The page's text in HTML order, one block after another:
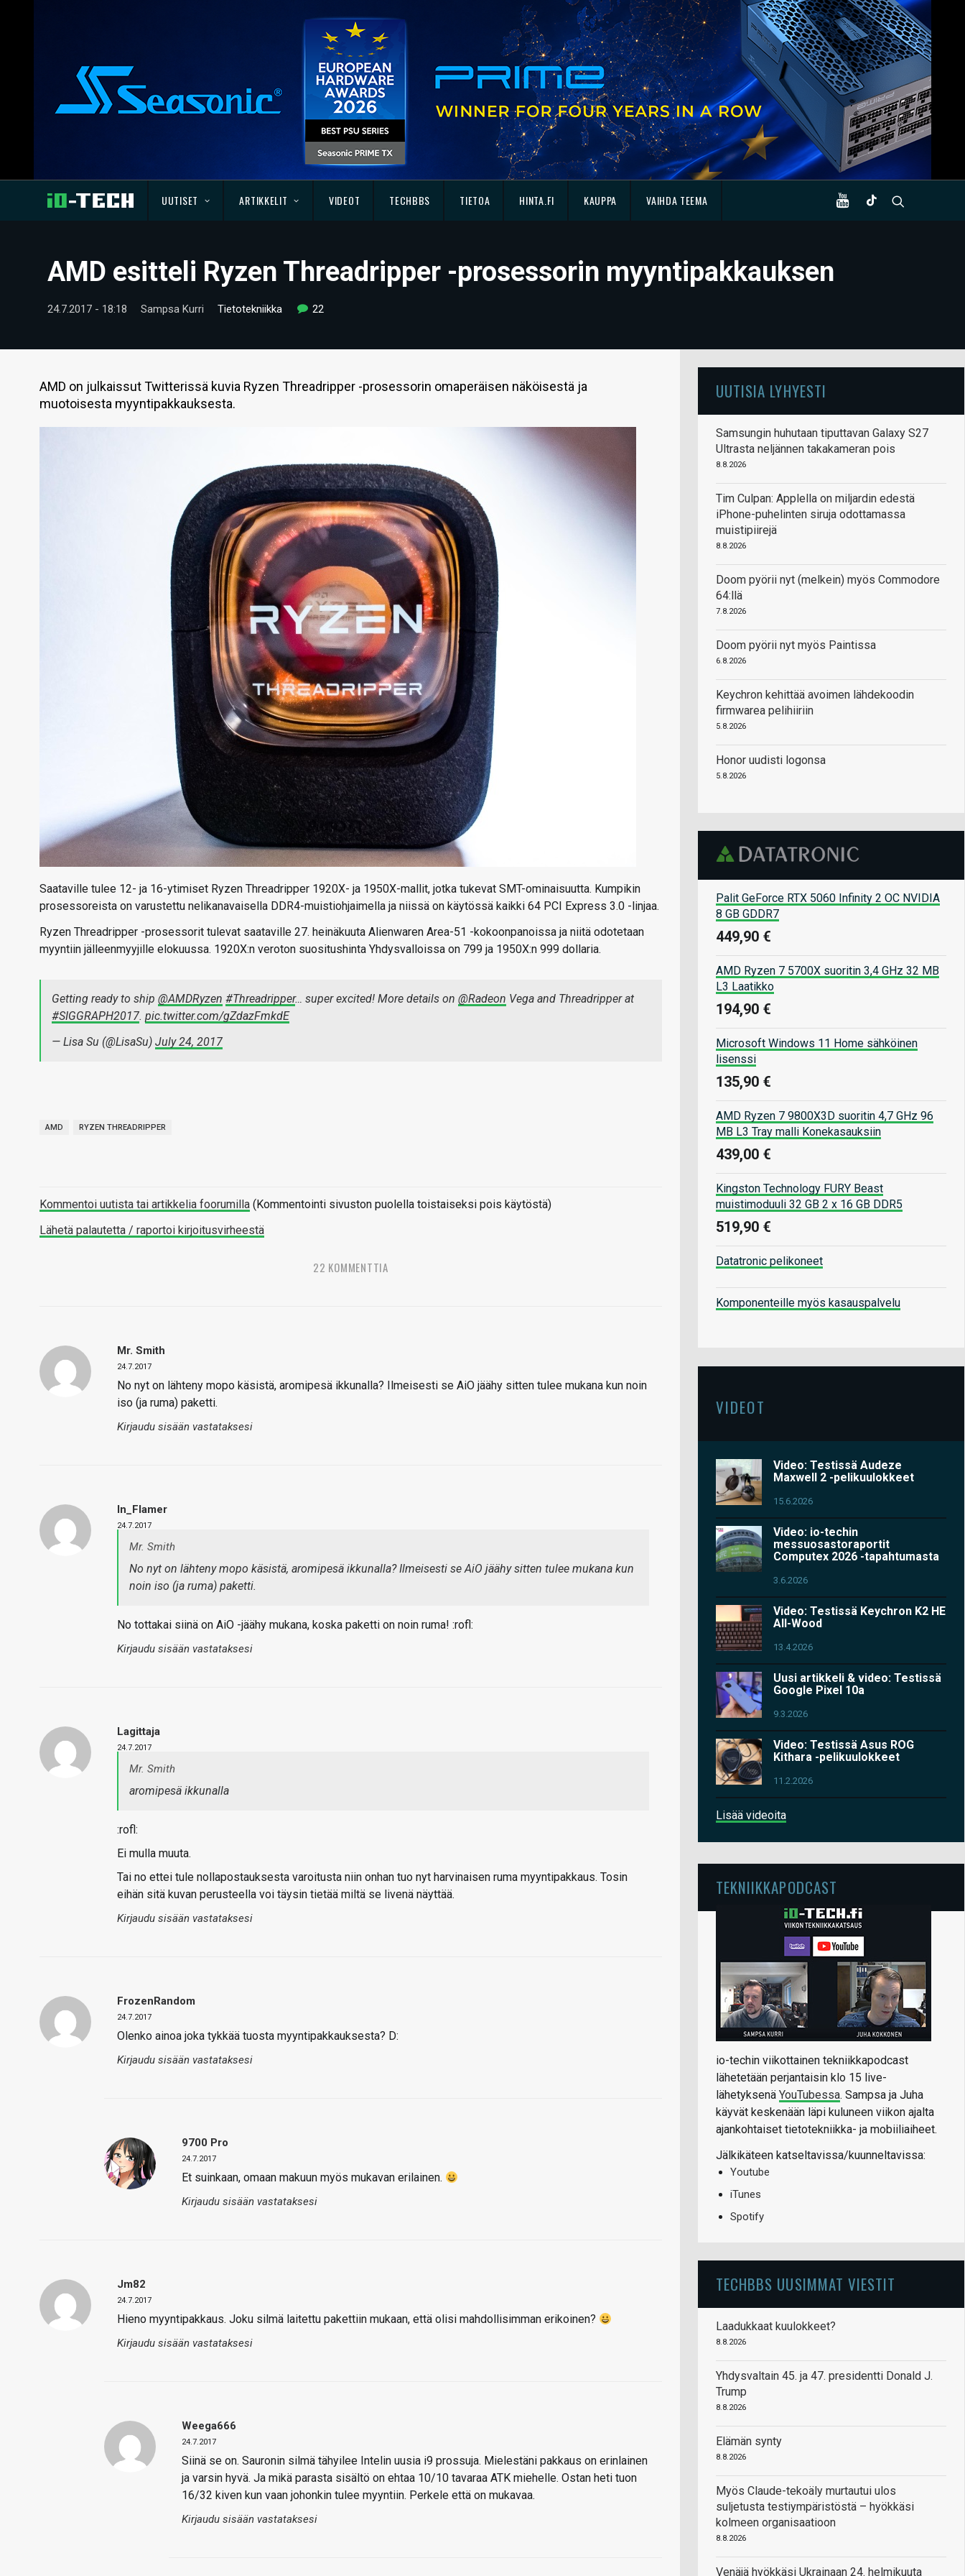
UUTISET ARTIKKELIT VIDEOT TECHBBS TIETOA HINTA.FI KAUPPA VAIHDA TEEMA
AMD esitteli Ryzen Threadripper -prosessorin myyntipakkauksen
24.7.2017 - 18:18 Sampsa Kurri Tietotekniikka 22
AMD on julkaissut Twitterissä kuvia Ryzen Threadripper -prosessorin omaperäisen näköisestä ja
muotoisesta myyntipakkauksesta.
Saataville tulee 12- ja 16-ytimiset Ryzen Threadripper 1920X- ja 1950X-mallit, jotka tukevat SMT-ominaisuutta. Kumpikin
prosessoreista on varustettu nelikanavaisella DDR4-muistiohjaimella ja niissä on käytössä kaikki 64 PCI Express 3.0 -linjaa.
Ryzen Threadripper -prosessorit tulevat saataville 27. heinäkuuta Alienwaren Area-51 -kokoonpanoissa ja niitä odotetaan
myyntiin jälleenmyyjille elokuussa. 1920X:n veroton suositushinta Yhdysvalloissa on 799 ja 1950X:n 999 dollaria.
Getting ready to ship @AMDRyzen #Threadripper… super excited! More details on @Radeon Vega and Threadripper at
#SIGGRAPH2017. pic.twitter.com/gZdazFmkdE
— Lisa Su (@LisaSu) July 24, 2017
AMD RYZEN THREADRIPPER
Kommentoi uutista tai artikkelia foorumilla (Kommentointi sivuston puolella toistaiseksi pois käytöstä)
Lähetä palautetta / raportoi kirjoitusvirheestä
22 KOMMENTTIA
Mr. Smith
24.7.2017
No nyt on lähteny mopo käsistä, aromipesä ikkunalla? Ilmeisesti se AiO jäähy sitten tulee mukana kun noin
iso (ja ruma) paketti.
Kirjaudu sisään vastataksesi
In_Flamer
24.7.2017
Mr. Smith
No nyt on lähteny mopo käsistä, aromipesä ikkunalla? Ilmeisesti se AiO jäähy sitten tulee mukana kun
noin iso (ja ruma) paketti.
No tottakai siinä on AiO -jäähy mukana, koska paketti on noin ruma! :rofl:
Kirjaudu sisään vastataksesi
Lagittaja
24.7.2017
Mr. Smith
aromipesä ikkunalla
:rofl:
Ei mulla muuta.
Tai no ettei tule nollapostauksesta varoitusta niin onhan tuo nyt harvinaisen ruma myyntipakkaus. Tosin
eihän sitä kuvan perusteella voi täysin tietää miltä se livenä näyttää.
Kirjaudu sisään vastataksesi
FrozenRandom
24.7.2017
Olenko ainoa joka tykkää tuosta myyntipakkauksesta? D:
Kirjaudu sisään vastataksesi
9700 Pro
24.7.2017
Et suinkaan, omaan makuun myös mukavan erilainen.
Kirjaudu sisään vastataksesi
Jm82
24.7.2017
Hieno myyntipakkaus. Joku silmä laitettu pakettiin mukaan, että olisi mahdollisimman erikoinen?
Kirjaudu sisään vastataksesi
Weega666
24.7.2017
Siinä se on. Sauronin silmä tähyilee Intelin uusia i9 prossuja. Mielestäni pakkaus on erinlainen
ja varsin hyvä. Ja mikä parasta sisältö on ehtaa 10/10 tavaraa ATK miehelle. Ostan heti tuon
16/32 kiven kun vaan johonkin tulee myyntiin. Perkele että on mukavaa.
Kirjaudu sisään vastataksesi
UUTISIA LYHYESTI
Samsungin huhutaan tiputtavan Galaxy S27
Ultrasta neljännen takakameran pois
8.8.2026
Tim Culpan: Applella on miljardin edestä
iPhone-puhelinten siruja odottamassa
muistipiirejä
8.8.2026
Doom pyörii nyt (melkein) myös Commodore
64:llä
7.8.2026
Doom pyörii nyt myös Paintissa
6.8.2026
Keychron kehittää avoimen lähdekoodin
firmwarea pelihiiriin
5.8.2026
Honor uudisti logonsa
5.8.2026
Palit GeForce RTX 5060 Infinity 2 OC NVIDIA
8 GB GDDR7
449,90 €
AMD Ryzen 7 5700X suoritin 3,4 GHz 32 MB
L3 Laatikko
194,90 €
Microsoft Windows 11 Home sähköinen
lisenssi
135,90 €
AMD Ryzen 7 9800X3D suoritin 4,7 GHz 96
MB L3 Tray malli Konekasauksiin
439,00 €
Kingston Technology FURY Beast
muistimoduuli 32 GB 2 x 16 GB DDR5
519,90 €
Datatronic pelikoneet
Komponenteille myös kasauspalvelu
VIDEOT
Video: Testissä Audeze
Maxwell 2 -pelikuulokkeet
15.6.2026
Video: io-techin
messuosastoraportit
Computex 2026 -tapahtumasta
3.6.2026
Video: Testissä Keychron K2 HE
All-Wood
13.4.2026
Uusi artikkeli & video: Testissä
Google Pixel 10a
9.3.2026
Video: Testissä Asus ROG
Kithara -pelikuulokkeet
11.2.2026
Lisää videoita
TEKNIIKKAPODCAST
io-techin viikottainen tekniikkapodcast
lähetetään perjantaisin klo 15 live-
lähetyksenä YouTubessa. Sampsa ja Juha
käyvät keskenään läpi kuluneen viikon ajalta
ajankohtaiset tietotekniikka- ja mobiiliaiheet.
Jälkikäteen katseltavissa/kuunneltavissa:
Youtube
iTunes
Spotify
TECHBBS UUSIMMAT VIESTIT
Laadukkaat kuulokkeet?
8.8.2026
Yhdysvaltain 45. ja 47. presidentti Donald J.
Trump
8.8.2026
Elämän synty
8.8.2026
Myös Claude-tekoäly murtautui ulos
suljetusta testiympäristöstä – hyökkäsi
kolmeen organisaatioon
8.8.2026
Venäjä hyökkäsi Ukrainaan 24. helmikuuta